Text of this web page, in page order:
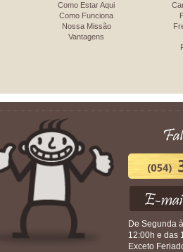
Como Estar Aqui
Como Funciona
Nossa Missão
Vantagens
De Segunda
12:00h e das
Exceto